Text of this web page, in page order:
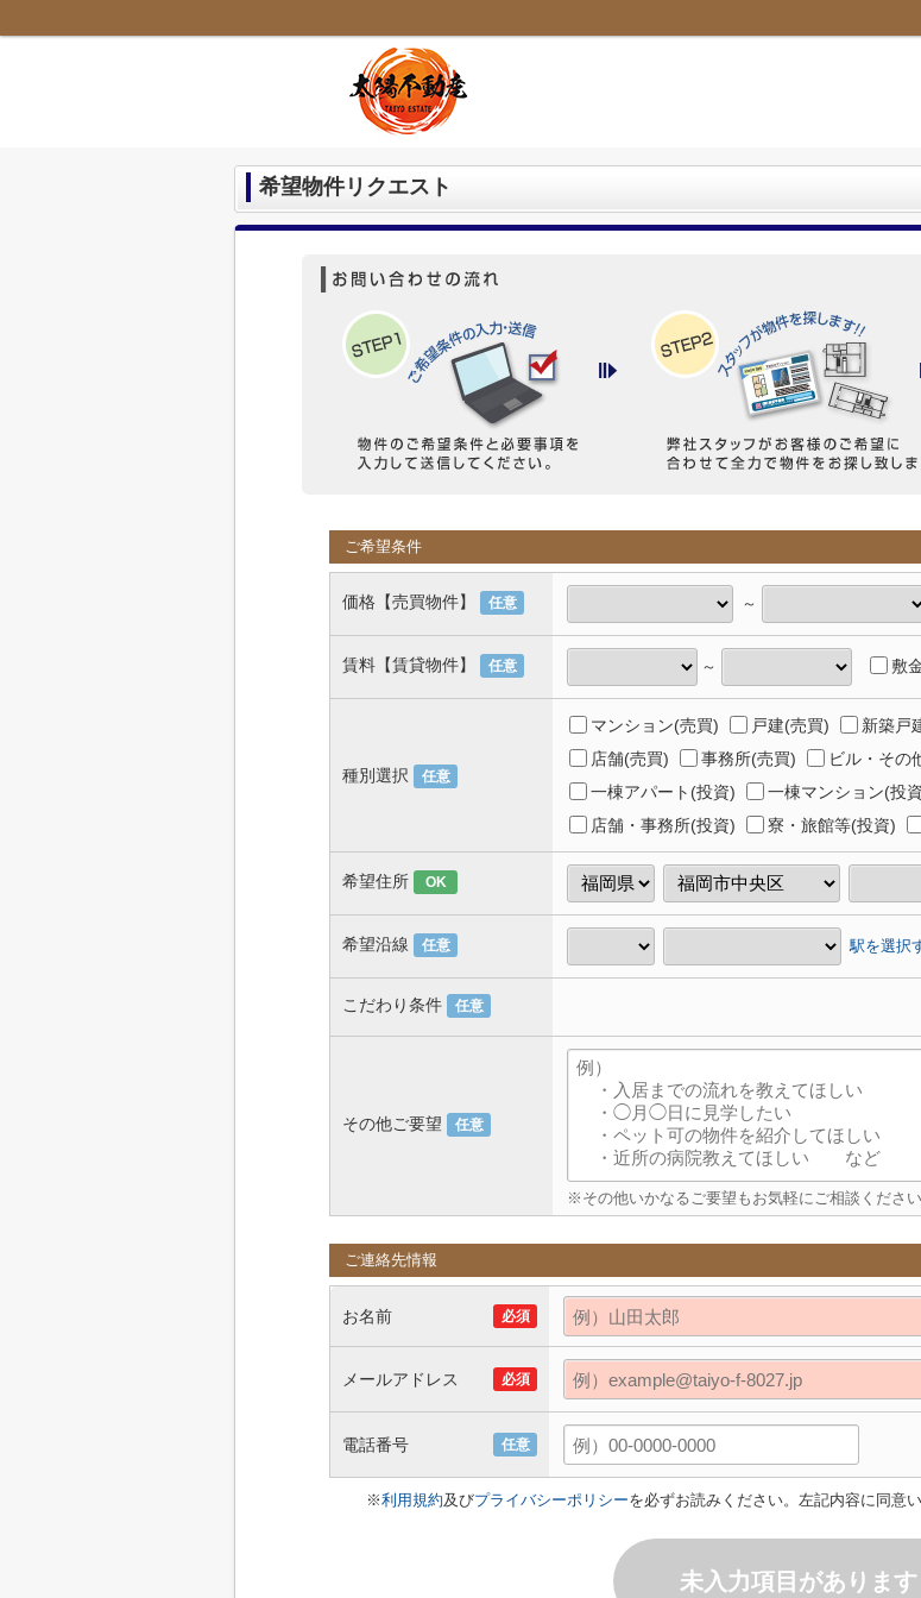
希望物件リクエスト
ご希望条件
価格【売買物件】 任意 ～
賃料【賃貸物件】 任意 ～ 敷
種別選択 任意
マンション(売買) 戸建(売買) 新築戸
店舗(売買)
事務所(売買) ビル・その
一棟アパート(投資)
一棟マンション(投
店舗・事務所(投資)
寮・旅館等(投資)
希望住所 OK
希望沿線 任意 駅を選択
こだわり条件 任意
その他ご要望 任意
※その他いかなるご要望もお気軽にご相談ください
ご連絡先情報
お名前 必須
メールアドレス 必須
電話番号 任意
※利用規約及びプライバシーポリシーを必ずお読みください。左記内容に同意
未入力項目があります